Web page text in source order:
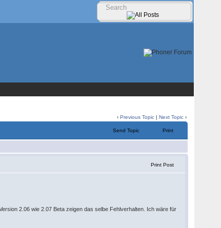
‹Previous Topic |Next Topic ›
Send Topic Print
Print Post
2.06 wie 2.07 Beta zeigen das selbe Fehlverhalten. Ich wäre für